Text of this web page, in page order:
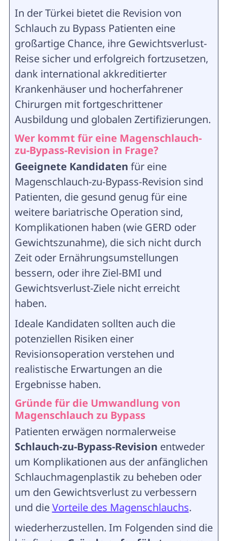
In der Türkei bietet die Revision von
Schlauch zu Bypass Patienten eine
großartige Chance, ihre Gewichtsverlust-
Reise sicher und erfolgreich fortzusetzen,
dank international akkreditierter
Krankenhäuser und hocherfahrener
Chirurgen mit fortgeschrittener
Ausbildung und globalen Zertifizierungen.
Wer kommt für eine Magenschlauch-
zu-Bypass-Revision in Frage?
Geeignete Kandidaten für eine
Magenschlauch-zu-Bypass-Revision sind
Patienten, die gesund genug für eine
weitere bariatrische Operation sind,
Komplikationen haben (wie GERD oder
Gewichtszunahme), die sich nicht durch
Zeit oder Ernährungsumstellungen
bessern, oder ihre Ziel-BMI und
Gewichtsverlust-Ziele nicht erreicht
haben.
Ideale Kandidaten sollten auch die
potenziellen Risiken einer
Revisionsoperation verstehen und
realistische Erwartungen an die
Ergebnisse haben.
Gründe für die Umwandlung von
Magenschlauch zu Bypass
Patienten erwägen normalerweise
Schlauch-zu-Bypass-Revision entweder
um Komplikationen aus der anfänglichen
Schlauchmagenplastik zu beheben oder
um den Gewichtsverlust zu verbessern
und dieVorteile des Magenschlauchs.
wiederherzustellen. Im Folgenden sind die